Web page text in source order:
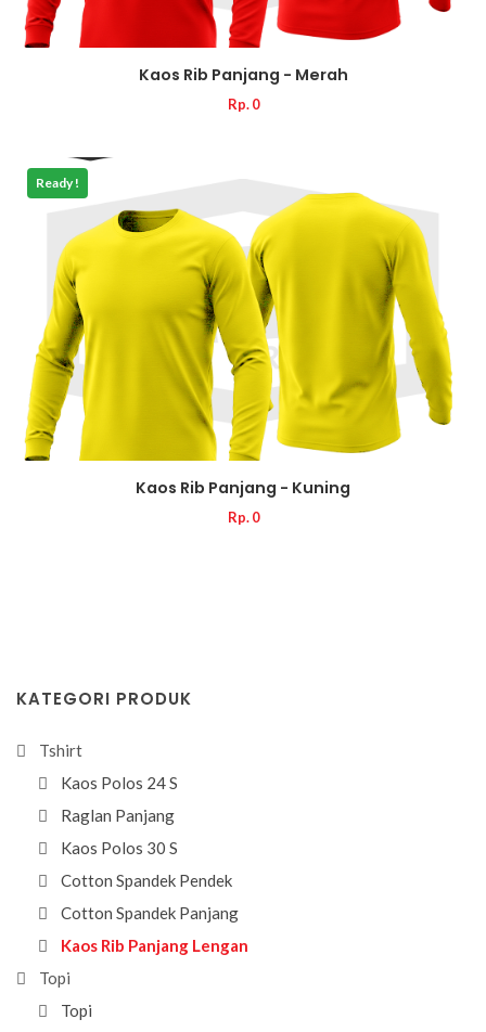
Kaos Rib Panjang - Merah
Rp. 0
Ready !
Kaos Rib Panjang - Kuning
Rp. 0
KATEGORI PRODUK
Tshirt
Kaos Polos 24 S
Raglan Panjang
Kaos Polos 30 S
Cotton Spandek Pendek
Cotton Spandek Panjang
Kaos Rib Panjang Lengan
Topi
Topi